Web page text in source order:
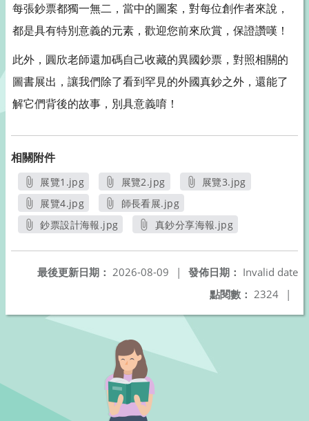
每張鈔票都獨一無二，當中的圖案，對每位創作者來說，
都是具有特別意義的元素，歡迎您前來欣賞，保證讚嘆！
此外，圓欣老師還加碼自己收藏的異國鈔票，對照相關的
圖書展出，讓我們除了看到罕見的外國真鈔之外，還能了
解它們背後的故事，別具意義唷！
相關附件
展覽1.jpg
另開新視窗
展覽2.jpg
另開新視窗
展覽3.jpg
展覽4.jpg
另開新視窗
師長看展.jpg
另開新視窗
鈔票設計海報.jpg
真鈔分享海報.jpg
發佈日期： Invalid date
最後更新日期： 2026-08-09
|
點閱數： 2324 |